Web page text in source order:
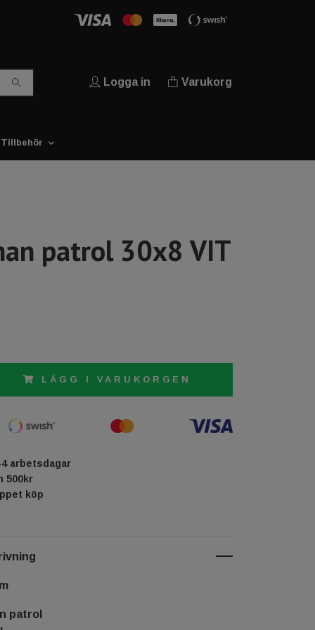
Logga in Varukorg
Tillbehör
patrol 30x8 VIT
LÄGG I VARUKORGEN
arbetsdagar
500kr
köp
patrol